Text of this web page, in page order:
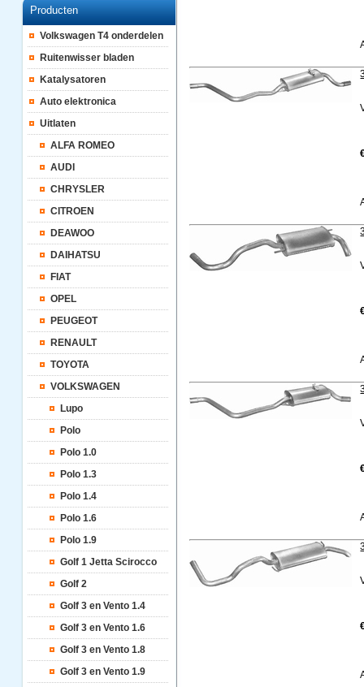
Producten
Volkswagen T4 onderdelen
Ruitenwisser bladen
Katalysatoren
Auto elektronica
Uitlaten
ALFA ROMEO
AUDI
CHRYSLER
CITROEN
DEAWOO
DAIHATSU
FIAT
OPEL
PEUGEOT
RENAULT
TOYOTA
VOLKSWAGEN
Lupo
Polo
Polo 1.0
Polo 1.3
Polo 1.4
Polo 1.6
Polo 1.9
Golf 1 Jetta Scirocco
Golf 2
Golf 3 en Vento 1.4
Golf 3 en Vento 1.6
Golf 3 en Vento 1.8
Golf 3 en Vento 1.9